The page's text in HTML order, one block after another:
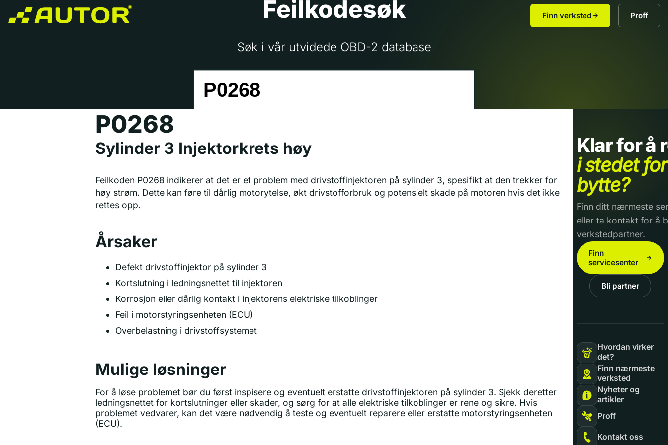
Finn verksted Proff
Feilkodesøk
Søk i vår utvidede OBD-2 database
P0268
Sylinder 3 Injektorkrets høy
Feilkoden P0268 indikerer at det er et problem med drivstoffinjektoren på sylinder 3, spesifikt at den trekker for
høy strøm. Dette kan føre til dårlig motorytelse, økt drivstofforbruk og potensielt skade på motoren hvis det ikke
rettes opp.
Årsaker
Defekt drivstoffinjektor på sylinder 3
Kortslutning i ledningsnettet til injektoren
Korrosjon eller dårlig kontakt i injektorens elektriske tilkoblinger
Feil i motorstyringsenheten (ECU)
Overbelastning i drivstoffsystemet
Mulige løsninger
For å løse problemet bør du først inspisere og eventuelt erstatte drivstoffinjektoren på sylinder 3. Sjekk deretter
ledningsnettet for kortslutninger eller skader, og sørg for at alle elektriske tilkoblinger er rene og sikre. Hvis
problemet vedvarer, kan det være nødvendig å teste og eventuelt reparere eller erstatte motorstyringsenheten
(ECU).
Klar for å
i stedet
bytte?
Finn ditt nærmeste
eller ta kontakt for å
verkstedpartner.
Finn
servicesenter
Bli partner
Hvordan virker
det?
Finn nærmeste
verksted
Nyheter og
artikler
Proff
Kontakt oss